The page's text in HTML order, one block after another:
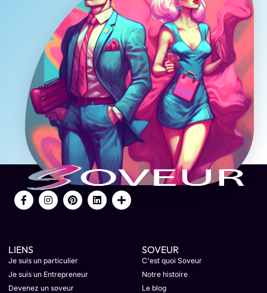
LIENS
Je suis un particulier
Je suis un Entrepreneur
Devenez un soveur
SOVEUR
C'est quoi Soveur
Notre histoire
Le blog